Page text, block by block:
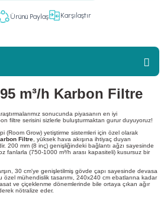
Ürünü Paylaş Karşılaştır
m³/h Karbon Filtre
sonucunda piyasanın en iyi
filtre serisini sizlerle buluşturmaktan gurur duyuyoruz!
(Room Grow) yetiştirme sistemleri için özel olarak
Filtre , yüksek hava akışına ihtiyaç duyan
200 mm (8 inç) genişliğindeki bağlantı ağzı sayesinde
fanlarla (750-1000 m³/h arası kapasiteli) kusursuz bir
30 cm'ye genişletilmiş gövde çapı sayesinde devasa
mühendislik tasarımı, 240x240 cm ebatlarına kadar
ve çiçeklenme dönemlerinde bile ortaya çıkan ağır
nötralize eder.